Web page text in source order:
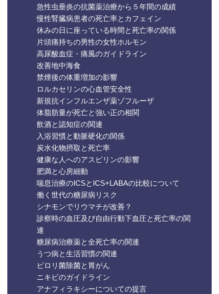
急性虫垂炎の抗菌薬治療から５年間の成績
慢性腎臓病患者の死亡率とカフェイン
休みの日に座っている時間と死亡率の関係
片頭痛持ちの男性の女性ホルモン
高尿酸血症・痛風のガイドライン
改善地中海食
禁煙後の体重増加の影響
ロルカセリンの心血管安全性
新規抗インフルエンザ薬ゾフルーザ
体脂肪量が死亡と強い正の相関
飲酒と認知症の関連
入浴習慣と動脈硬化の関係
炭水化物摂取と死亡率
健康な人へのアスピリンの影響
肥満と心房細動
喘息治療のICSとICS+LABAの比較について
働く世代の糖尿病リスク
シナモンでリウマチが改善？
診察時の血圧及び自由行動下血圧と死亡率の関
連
糖尿病治療薬と全死亡率の関連
うつ病と生活習慣の関連
ピロリ菌除菌と胃がん
ニキビのガイドライン
アナフィラキシーについての提言